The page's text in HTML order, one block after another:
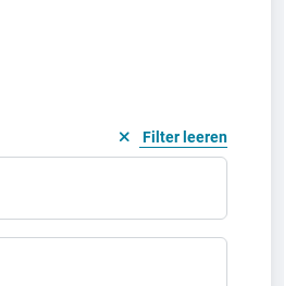
Filter leeren